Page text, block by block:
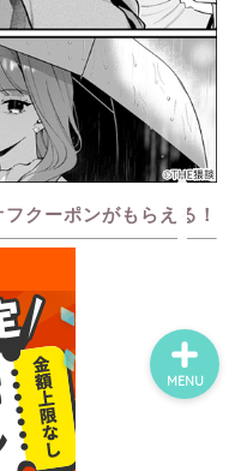
クーポンがもらえる！
MENU
ホーム
バレ・感想
漫画・小説
説新刊情報